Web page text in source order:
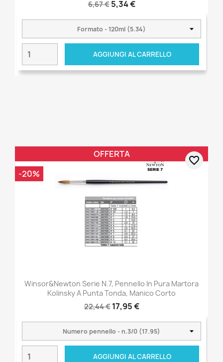
6,67 € 5,34 €
AGGIUNGI AL CARRELLO
Winsor&Newton Serie N.7, Pennello In Pura Martora
Kolinsky A Punta Tonda, Manico Corto
22,44 € 17,95 €
AGGIUNGI AL CARRELLO
OFFERTA
-20%
favorite_border